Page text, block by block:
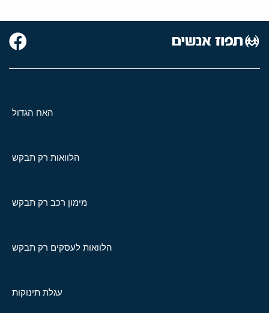
האח הגדול
הלוואות רק תבקש
מימון רכב רק תבקש
הלוואות לעסקים רק תבקש
עגלת תינוקות